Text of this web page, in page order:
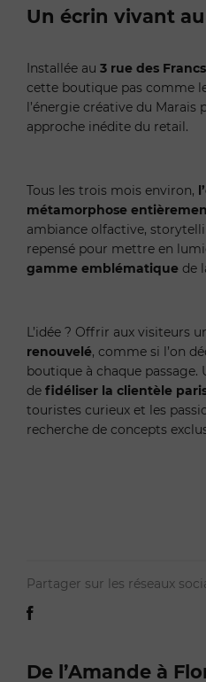
Un écrin vivant
Installée au 3 rue des
cette boutique pas comme
l’énergie créative du Marais
approche inédite du retail.
Tous les trois mois environ,
métamorphose
ambiance olfactive,
repensé pour mettre en
gamme emblématique de
L’idée ? Offrir aux visiteurs
renouvelé, comme si l’on
boutique à chaque passage.
de fidéliser la clientèle
touristes curieux et les
recherche de concepts
Partager sur les réseaux
De l’Amande à